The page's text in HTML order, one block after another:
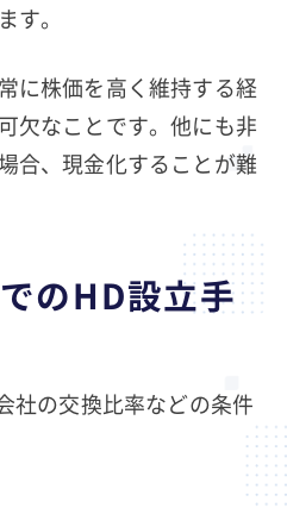
す。
に株価を高く維持する経
欠なことです。他にも非
合、現金化することが難
のHD設立手
社の交換比率などの条件